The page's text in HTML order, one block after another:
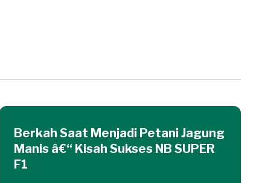
Berkah Saat Menjadi Petani Jagung
Manis â€“ Kisah Sukses NB SUPER
F1